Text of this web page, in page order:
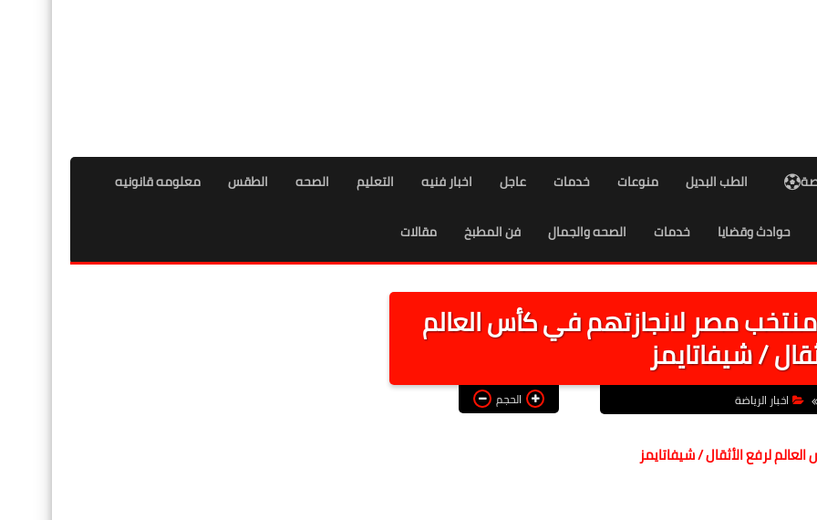
الطب البديل منوعات خدمات عاجل اخبار فنيه التعليم الصحه الطقس معلومه قانونيه
حوادث وقضايا خدمات الصحه والجمال فن المطبخ مقالات
مصر لانجازتهم في كأس العالم
/ شيفاتايمز
اخبار الرياضة الحجم
لرفع الأثقال / شيفاتايمز